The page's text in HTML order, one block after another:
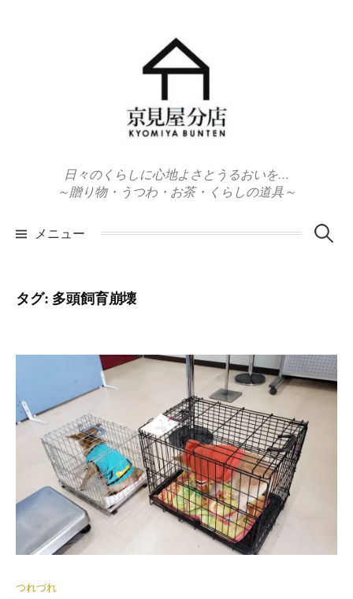
日々のくらしに心地よさとうるおいを…
～贈り物・うつわ・お茶・くらしの道具～
メニュー 検
タグ: 多頭飼育崩壊
つれづれ